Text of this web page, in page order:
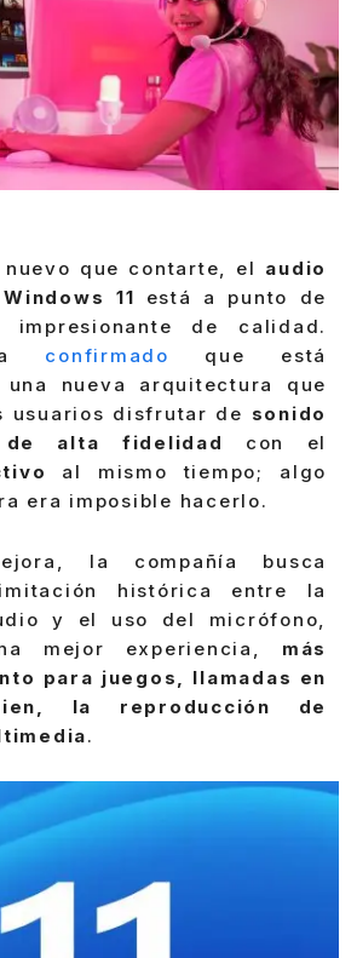
nuevo que contarte, el audio
11 está a punto de
de calidad.
confirmado que está
una nueva arquitectura que
usuarios disfrutar de sonido
alta fidelidad
con el
al mismo tiempo; algo
era imposible hacerlo.
la compañía busca
histórica entre la
y el uso del micrófono,
mejor experiencia, más
para juegos, llamadas en
la reproducción de
.